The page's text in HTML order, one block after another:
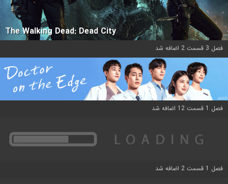
The Walking Dead: Dead City
فصل 3 قسمت 2 اضافه شد
فصل 1 قسمت 12 اضافه شد
فصل 1 قسمت 2 اضافه شد